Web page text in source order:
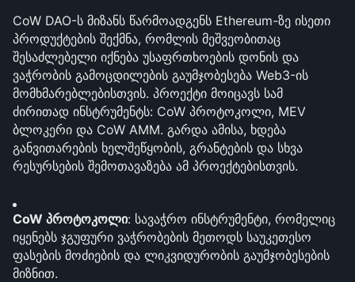
CoW DAO-ს მიზანს წარმოადგენს Ethereum-ზე ისეთი
პროდუქტების შექმნა, რომლის მეშვეობითაც
შესაძლებელი იქნება უსაფრთხოების დონის და
ვაჭრობის გამოცდილების გაუმჯობესება Web3-ის
მომხმარებლებისთვის. პროექტი მოიცავს სამ
ძირითად ინსტრუმენტს: CoW პროტოკოლი, MEV
ბლოკერი და CoW AMM. გარდა ამისა, ხდება
განვითარების ხელშეწყობის, გრანტების და სხვა
რესურსების შემოთავაზება ამ პროექტებისთვის.
CoW პროტოკოლი: სავაჭრო ინსტრუმენტი, რომელიც
იყენებს ჯგუფური ვაჭრობების მეთოდს საუკეთესო
ფასების მოძიების და ლიკვიდურობის გაუმჯობესების
მიზნით.